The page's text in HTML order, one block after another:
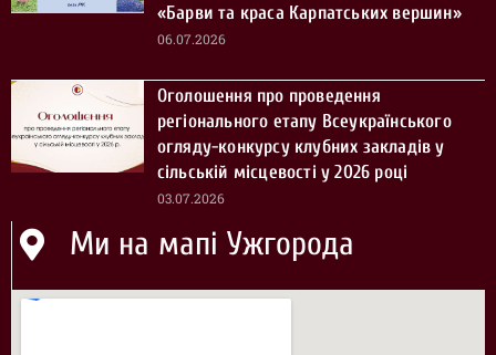
«Барви та краса Карпатських вершин»
06.07.2026
Оголошення про проведення
регіонального етапу Всеукраїнського
огляду-конкурсу клубних закладів у
сільській місцевості у 2026 році
03.07.2026
Ми на мапі Ужгорода